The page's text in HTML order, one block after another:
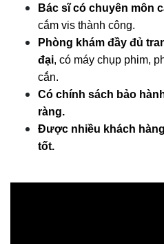
Bác sĩ có chuyên môn
cắm vis thành công.
Phòng khám đầy đủ
đại, có máy chụp phim,
cắn.
Có chính sách bảo
ràng.
Được nhiều khách
tốt.